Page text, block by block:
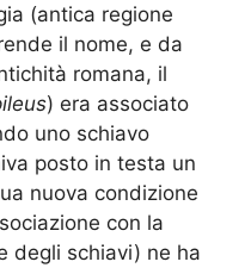
(antica regione
il nome, e da
romana, il
) era associato
uno schiavo
posto in testa un
nuova condizione
con la
degli schiavi) ne ha